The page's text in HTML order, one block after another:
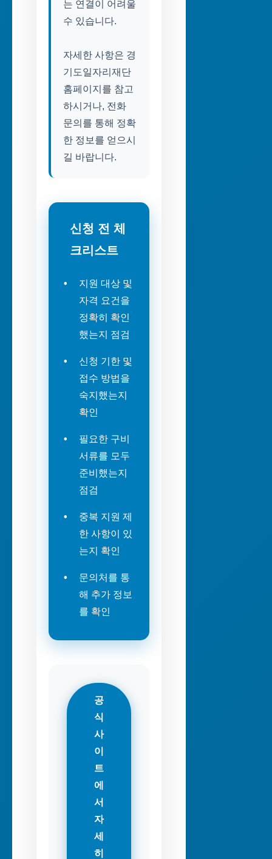
는 연결이 어려울
수 있습니다.
자세한 사항은 경
기도일자리재단
홈페이지를 참고
하시거나, 전화
문의를 통해 정확
한 정보를 얻으시
길 바랍니다.
신청 전 체
크리스트
지원 대상 및
자격 요건을
정확히 확인
했는지 점검
신청 기한 및
접수 방법을
숙지했는지
확인
필요한 구비
서류를 모두
준비했는지
점검
중복 지원 제
한 사항이 있
는지 확인
문의처를 통
해 추가 정보
를 확인
공
식
사
이
트
에
서
자
세
히